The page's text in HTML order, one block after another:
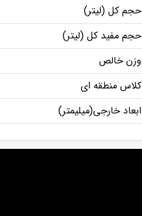
حجم کل (لیتر)
حجم مفید کل (لیتر)
وزن خالص
کلاس منطقه ای
ابعاد خارجی(میلیمتر)